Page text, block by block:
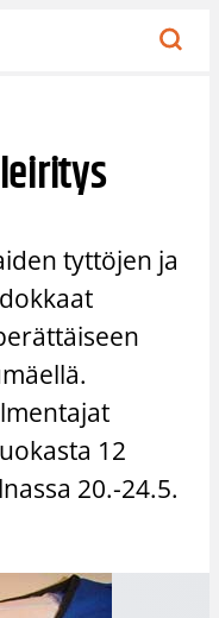
tyttöjen ja
12
20.-24.5.